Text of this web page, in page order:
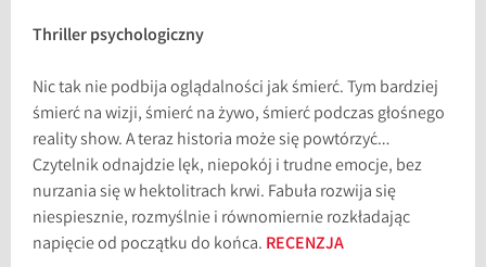
Thriller psychologiczny
Nic tak nie podbija oglądalności jak śmierć. Tym bardziej
śmierć na wizji, śmierć na żywo, śmierć podczas głośnego
reality show. A teraz historia może się powtórzyć…
Czytelnik odnajdzie lęk, niepokój i trudne emocje, bez
nurzania się w hektolitrach krwi. Fabuła rozwija się
niespiesznie, rozmyślnie i równomiernie rozkładając
napięcie od początku do końca. RECENZJA